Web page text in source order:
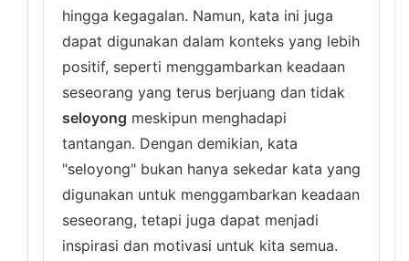
hingga kegagalan. Namun, kata ini juga
dapat digunakan dalam konteks yang lebih
positif, seperti menggambarkan keadaan
seseorang yang terus berjuang dan tidak
seloyong meskipun menghadapi
tantangan. Dengan demikian, kata
"seloyong" bukan hanya sekedar kata yang
digunakan untuk menggambarkan keadaan
seseorang, tetapi juga dapat menjadi
inspirasi dan motivasi untuk kita semua.